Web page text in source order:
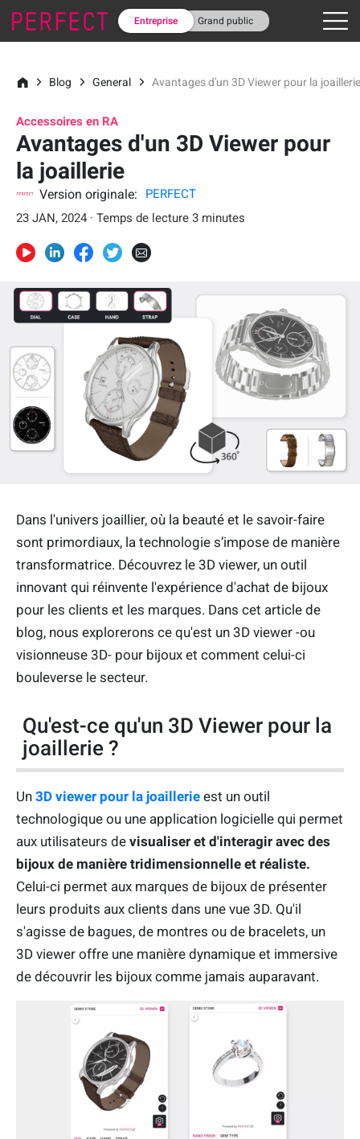
Entreprise Grand public
Blog General Avantages d'un 3D Viewer pour la
Accessoires en RA
Avantages d'un 3D Viewer pour
la joaillerie
Version originale:
PERFECT
23 JAN, 2024 · Temps de lecture 3 minutes
Dans l'univers joaillier, où la beauté et le savoir-faire
sont primordiaux, la technologie s’impose de manière
transformatrice. Découvrez le 3D viewer, un outil
innovant qui réinvente l'expérience d'achat de bijoux
pour les clients et les marques. Dans cet article de
blog, nous explorerons ce qu'est un 3D viewer -ou
visionneuse 3D- pour bijoux et comment celui-ci
bouleverse le secteur.
Qu'est-ce qu'un 3D Viewer pour la
joaillerie ?
Un 3D viewer pour la joaillerie est un outil
technologique ou une application logicielle qui permet
aux utilisateurs de visualiser et d'interagir avec des
bijoux de manière tridimensionnelle et réaliste.
Celui-ci permet aux marques de bijoux de présenter
leurs produits aux clients dans une vue 3D. Qu'il
s'agisse de bagues, de montres ou de bracelets, un
3D viewer offre une manière dynamique et immersive
de découvrir les bijoux comme jamais auparavant.